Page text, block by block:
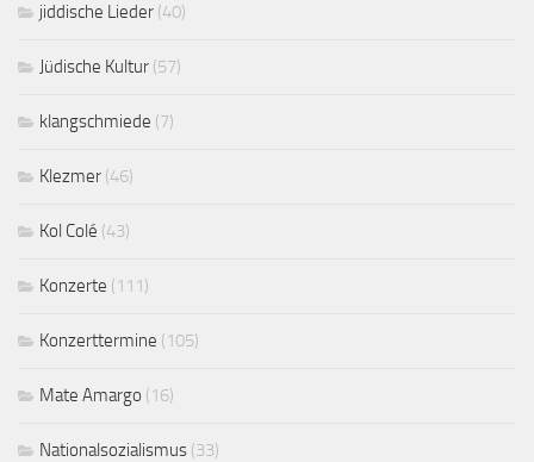
jiddische Lieder (40)
Jüdische Kultur (57)
klangschmiede (7)
Klezmer (46)
Kol Colé (43)
Konzerte (111)
Konzerttermine (105)
Mate Amargo (16)
Nationalsozialismus (33)